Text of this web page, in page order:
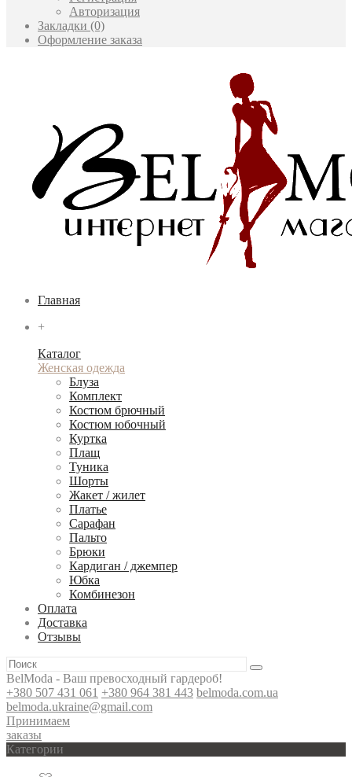
Авторизация
Закладки (0)
Оформление заказа
Главная
+
Каталог
Женская одежда
Блуза
Комплект
Костюм брючный
Костюм юбочный
Куртка
Плащ
Туника
Шорты
Жакет / жилет
Платье
Сарафан
Пальто
Брюки
Кардиган / джемпер
Юбка
Комбинезон
Оплата
Доставка
Отзывы
BelModa - Ваш превосходный гардероб!
+380 507 431 061 +380 964 381 443 belmoda.com.ua
belmoda.ukraine@gmail.com
Принимаем
заказы
Категории